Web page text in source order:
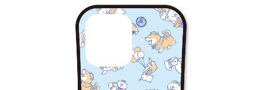
ぴよこ豆
うさぎの
ムーちゃん
だっとちゃん ばいばいべあ
ようこそ
かわうそ
ゆるあにまる
ふせん 紙文具
文具小物 筆記用具等
雑貨
モバイル
アイテム